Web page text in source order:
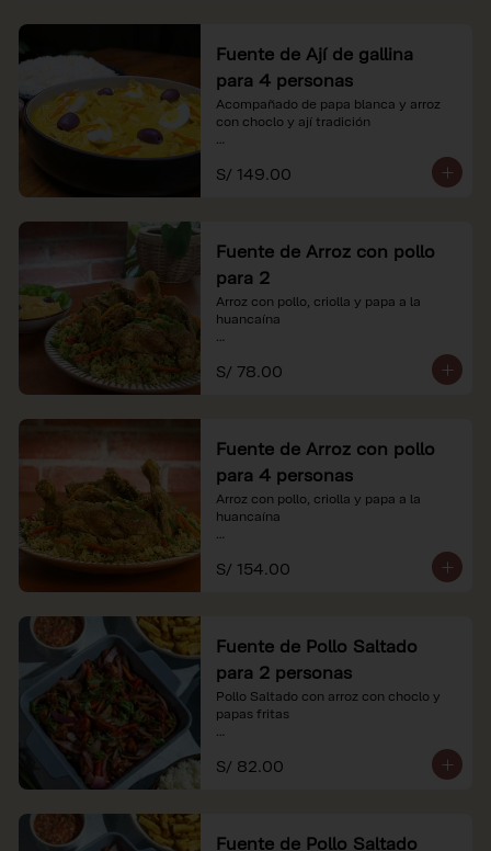
Fuente de Ají de gallina
para 4 personas
Acompañado de papa blanca y arroz
con choclo y ají tradición
*Nuestros precios están expresados en
soles e incluyen impuestos de ley y
S/ 149.00
Fuente de Arroz con pollo
para 2
Arroz con pollo, criolla y papa a la
huancaína
*Nuestros precios están expresados en
soles e incluyen impuestos de ley y
S/ 78.00
Fuente de Arroz con pollo
para 4 personas
Arroz con pollo, criolla y papa a la
huancaína
*Nuestros precios están expresados en
soles e incluyen impuestos de ley y
S/ 154.00
Fuente de Pollo Saltado
para 2 personas
Pollo Saltado con arroz con choclo y
papas fritas
*Nuestros precios están expresados en
soles e incluyen impuestos de ley y
S/ 82.00
Fuente de Pollo Saltado